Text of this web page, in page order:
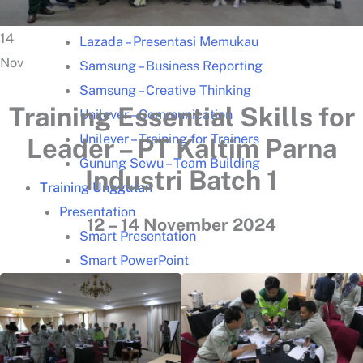
Kisah Sukses
Lazada – Presentasi Memukau
Samsung – Business Reporting
Samsung – Creative Thinking
Unilever – Communication
Unilever – Training for Trainers
Gunung Sewu – Team Building
Training Unggulan
Presentation
Smart Presentation
Smart PowerPoint
Smart Infographic
Data Visualization
Leadership Kepemimpinan
Communication
14
Nov
Training Essential Skills for
Leader –PT Kaltim Parna
Industri Batch 1
12 – 14 November 2024